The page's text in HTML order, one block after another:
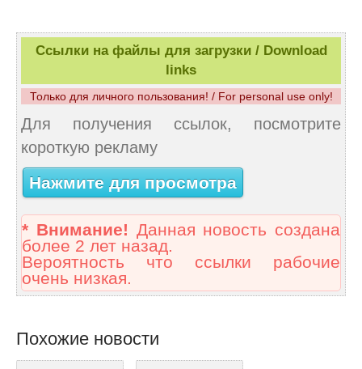
Ссылки на файлы для загрузки / Download
links
Только для личного пользования! / For personal use only!
Для получения ссылок, посмотрите
короткую рекламу
Нажмите для просмотра
* Внимание! Данная новость создана
более 2 лет назад.
Вероятность что ссылки рабочие
очень низкая.
Похожие новости